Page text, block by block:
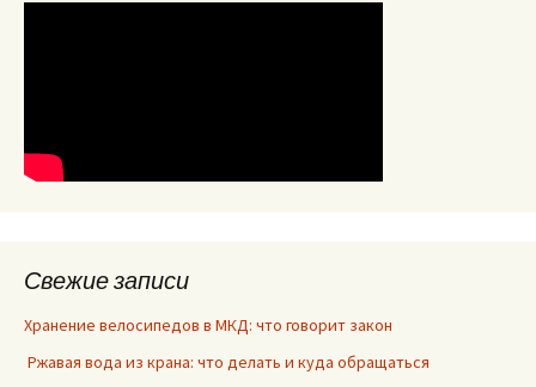
Свежие записи
Хранение велосипедов в МКД: что говорит закон
Ржавая вода из крана: что делать и куда обращаться